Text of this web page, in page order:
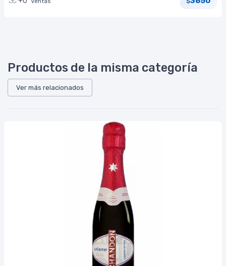
Productos de la misma categoría
Ver más relacionados